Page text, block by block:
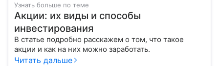
Узнать больше по теме
Акции: их виды и способы
инвестирования
В статье подробно расскажем о том, что такое
акции и как на них можно заработать.
Читать дальше